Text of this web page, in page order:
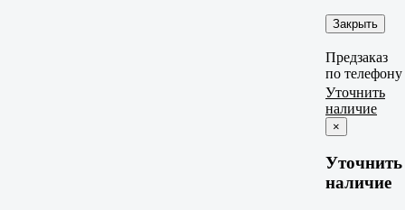
Закрыть
Предзаказ
по телефону
Уточнить
наличие
×
Уточнить
наличие